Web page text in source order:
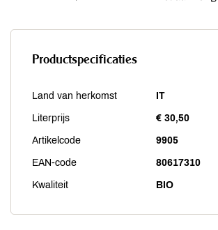
Productspecificaties
Land van herkomst IT
Literprijs € 30,50
Artikelcode 9905
EAN-code 80617310
Kwaliteit BIO